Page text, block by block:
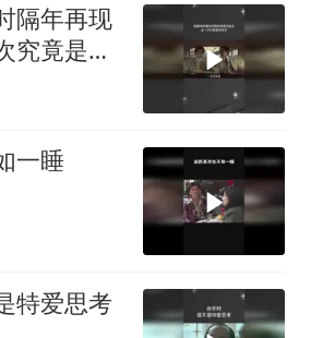
隔年再现
究竟是敌
一睡
特爱思考